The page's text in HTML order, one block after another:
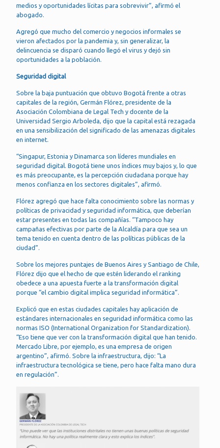
medios y oportunidades lícitas para sobrevivir”, afirmó el
abogado.
Agregó que mucho del comercio y negocios informales se
vieron afectados por la pandemia y, sin generalizar, la
delincuencia se disparó cuando llegó el virus y dejó sin
oportunidades a la población.
Seguridad digital
Sobre la baja puntuación que obtuvo Bogotá frente a otras
capitales de la región, Germán Flórez, presidente de la
Asociación Colombiana de Legal Tech y docente de la
Universidad Sergio Arboleda, dijo que la capital está rezagada
en una sensibilización del significado de las amenazas digitales
en internet.
“Singapur, Estonia y Dinamarca son líderes mundiales en
seguridad digital. Bogotá tiene unos índices muy bajos y, lo que
es más preocupante, es la percepción ciudadana porque hay
menos confianza en los sectores digitales”, afirmó.
Flórez agregó que hace falta conocimiento sobre las normas y
políticas de privacidad y seguridad informática, que deberían
estar presentes en todas las compañías. “Tampoco hay
campañas efectivas por parte de la Alcaldía para que sea un
tema tenido en cuenta dentro de las políticas públicas de la
ciudad”.
Sobre los mejores puntajes de Buenos Aires y Santiago de Chile,
Flórez dijo que el hecho de que estén liderando el ranking
obedece a una apuesta fuerte a la transformación digital
porque “el cambio digital implica seguridad informática”.
Explicó que en estas ciudades capitales hay aplicación de
estándares internacionales en seguridad informática como las
normas ISO (International Organization for Standardization).
“Eso tiene que ver con la transformación digital que han tenido.
Mercado Libre, por ejemplo, es una empresa de origen
argentino”, afirmó. Sobre la infraestructura, dijo: “La
infraestructura tecnológica se tiene, pero hace falta mano dura
en regulación”.